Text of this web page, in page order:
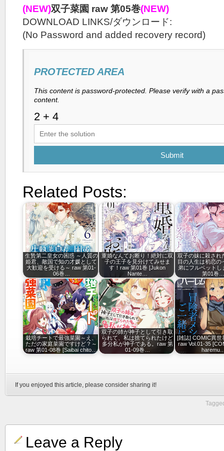
(NEW)双子菜園 raw 第05巻(NEW)
DOWNLOAD LINKS/ダウンロード:
(No Password and added recovery record)
PROTECTED AREA
This content is password-protected. Please verify with a
content.
Submit
Related Posts:
生贄第二皇女の困惑 ～人質の
姫君、敵国で知の才媛として
大歓迎を受ける～ raw 第01-
06巻…
重婚なんてお断り！絶対に双
子の王子を見分けてみせま
す！raw 第01巻 [Jukon
Nante…
双子の妹に殺され
目の人生は初恋の
弟にフルベットし
第01巻
栽培チートで最強菜園～え、
ただの家庭菜園ですけど？～
raw 第01-08巻 [Saibai chito…
双子の姉が神子として引き取
られて、私は捨てられたけど
多分私が神子である。raw 第
01-09巻…
[雑誌] COMIC異世
raw Vol.01-35
If you enjoyed this article, please consider sharing it!
Leave a Reply